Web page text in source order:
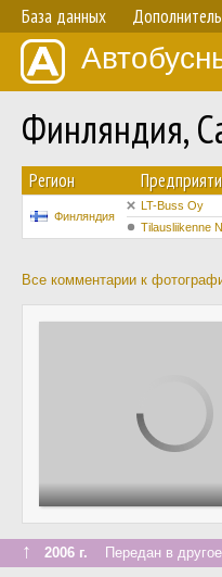
База данных
Финляндия,
Регион
Финляндия
LT-Buss Oy
Tilausliikenne
Все комментарии к
↑ 2006 г. Передан в другое